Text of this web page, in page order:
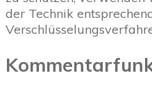
der Technik